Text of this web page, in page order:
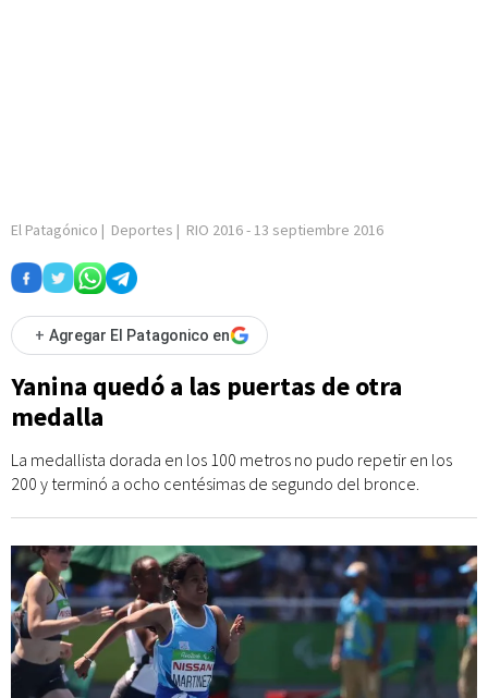
El Patagónico | Deportes | RIO 2016- 13 septiembre 2016
+ Agregar El Patagonico en
Yanina quedó a las puertas de otra
medalla
La medallista dorada en los 100 metros no pudo repetir en los
200 y terminó a ocho centésimas de segundo del bronce.